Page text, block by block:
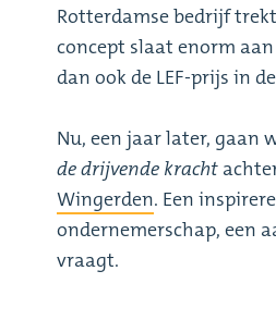
Rotterdamse bedrijf
concept slaat enorm
dan ook de LEF-prijs in
Nu, een jaar later, gaan
de drijvende kracht
Wingerden. Een
ondernemerschap, een
vraagt.